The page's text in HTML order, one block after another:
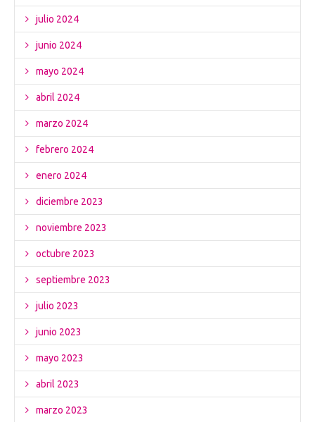
julio 2024
junio 2024
mayo 2024
abril 2024
marzo 2024
febrero 2024
enero 2024
diciembre 2023
noviembre 2023
octubre 2023
septiembre 2023
julio 2023
junio 2023
mayo 2023
abril 2023
marzo 2023